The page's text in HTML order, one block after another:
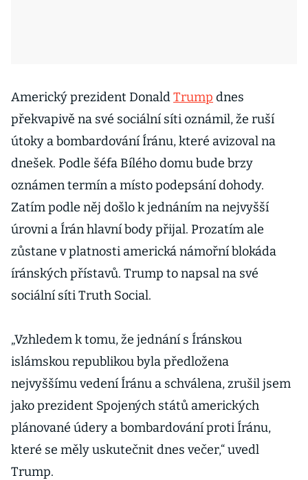
Americký prezident DonaldTrump dnes
překvapivě na své sociální síti oznámil, že ruší
útoky a bombardování Íránu, které avizoval na
dnešek. Podle šéfa Bílého domu bude brzy
oznámen termín a místo podepsání dohody.
Zatím podle něj došlo k jednáním na nejvyšší
úrovni a Írán hlavní body přijal. Prozatím ale
zůstane v platnosti americká námořní blokáda
íránských přístavů. Trump to napsal na své
sociální síti Truth Social.
„Vzhledem k tomu, že jednání s Íránskou
islámskou republikou byla předložena
nejvyššímu vedení Íránu a schválena, zrušil jsem
jako prezident Spojených států amerických
plánované údery a bombardování proti Íránu,
které se měly uskutečnit dnes večer,“ uvedl
Trump.